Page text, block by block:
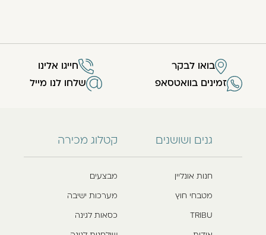
גנים ושושנים
חנות אונליין
מטבחי חוץ
TRIBU
קטלוג מכירה
מבצעים
מערכות ישיבה
כסאות לגינה
בואו לבקר
חייגו אלינו
זמינים בוואטסאפ
שלחו לנו מייל